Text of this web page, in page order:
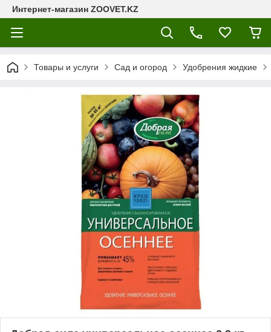
Интернет-магазин ZOOVET.KZ
Товары и услуги Сад и огород Удобрения жидкие